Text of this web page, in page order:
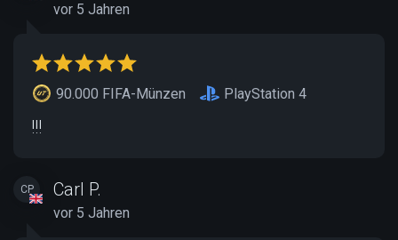
vor 5 Jahren
90.000 FIFA-Münzen PlayStation 4
!!!
CP Carl P.
vor 5 Jahren